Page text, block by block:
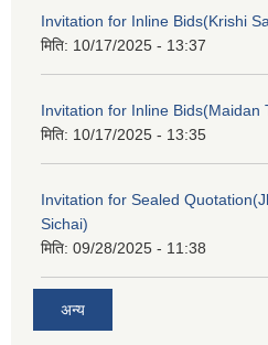
Invitation for Inline Bids(Krishi
मिति: 10/17/2025 - 13:37
Invitation for Inline Bids(Maidan
मिति: 10/17/2025 - 13:35
Invitation for Sealed
Sichai)
मिति: 09/28/2025 - 11:38
अन्य